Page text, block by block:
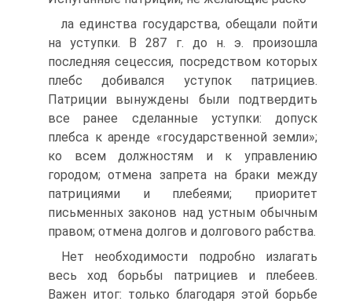
ла единства государства, обещали пойти
на уступки. В 287 г. до н. э. произошла
последняя сецессия, посредством которых
плебс добивался уступок патрициев.
Патриции вынуждены были подтвердить
все ранее сделанные уступки: допуск
плебса к аренде «государственной земли»;
ко всем должностям и к управлению
городом; отмена запрета на браки между
патрициями и плебеями; приоритет
письменных законов над устным обычным
правом; отмена долгов и долгового рабства.
Нет необходимости подробно излагать
весь ход борьбы патрициев и плебеев.
Важен итог: только благодаря этой борьбе